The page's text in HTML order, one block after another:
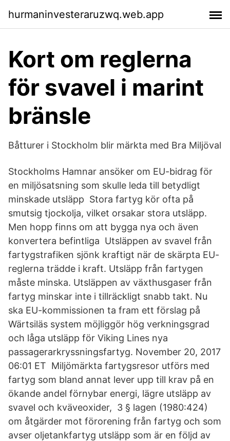
hurmaninvesteraruzwq.web.app
Kort om reglerna
för svavel i marint
bränsle
Båtturer i Stockholm blir märkta med Bra Miljöval
Stockholms Hamnar ansöker om EU-bidrag för
en miljösatsning som skulle leda till betydligt
minskade utsläpp Stora fartyg kör ofta på
smutsig tjockolja, vilket orsakar stora utsläpp.
Men hopp finns om att bygga nya och även
konvertera befintliga Utsläppen av svavel från
fartygstrafiken sjönk kraftigt när de skärpta EU-
reglerna trädde i kraft. Utsläpp från fartygen
måste minska. Utsläppen av växthusgaser från
fartyg minskar inte i tillräckligt snabb takt. Nu
ska EU-kommissionen ta fram ett förslag på
Wärtsiläs system möjliggör hög verkningsgrad
och låga utsläpp för Viking Lines nya
passagerarkryssningsfartyg. November 20, 2017
06:01 ET Miljömärkta fartygsresor utförs med
fartyg som bland annat lever upp till krav på en
ökande andel förnybar energi, lägre utsläpp av
svavel och kväveoxider, 3 § lagen (1980:424)
om åtgärder mot förorening från fartyg och som
avser oljetankfartyg utsläpp som är en följd av